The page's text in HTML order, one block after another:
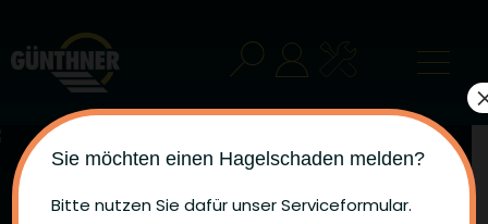
Unsere Fertigung: Qualität
Sie möchten einen Hagelschaden melden?
Bitte nutzen Sie dafür unser Serviceformular.